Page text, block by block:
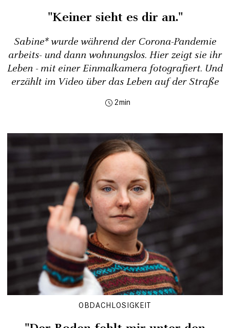
"Keiner sieht es dir an."
Sabine* wurde während der Corona-Pandemie
arbeits- und dann wohnungslos. Hier zeigt sie ihr
Leben - mit einer Einmalkamera fotografiert. Und
erzählt im Video über das Leben auf der Straße
2
OBDACHLOSIGKEIT